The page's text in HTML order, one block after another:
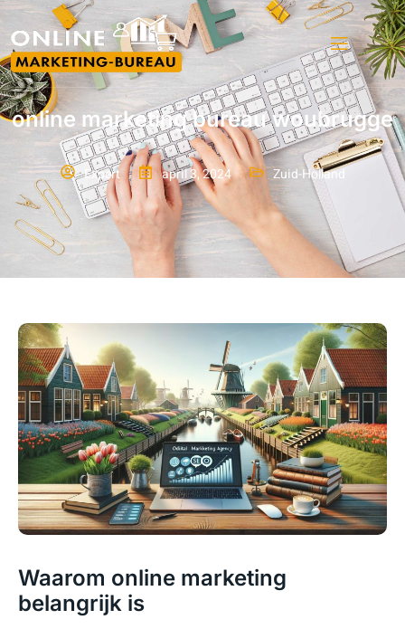
online marketing bureau woubrugge
Expert april 3, 2024 Zuid-Holland
Waarom online marketing
belangrijk is